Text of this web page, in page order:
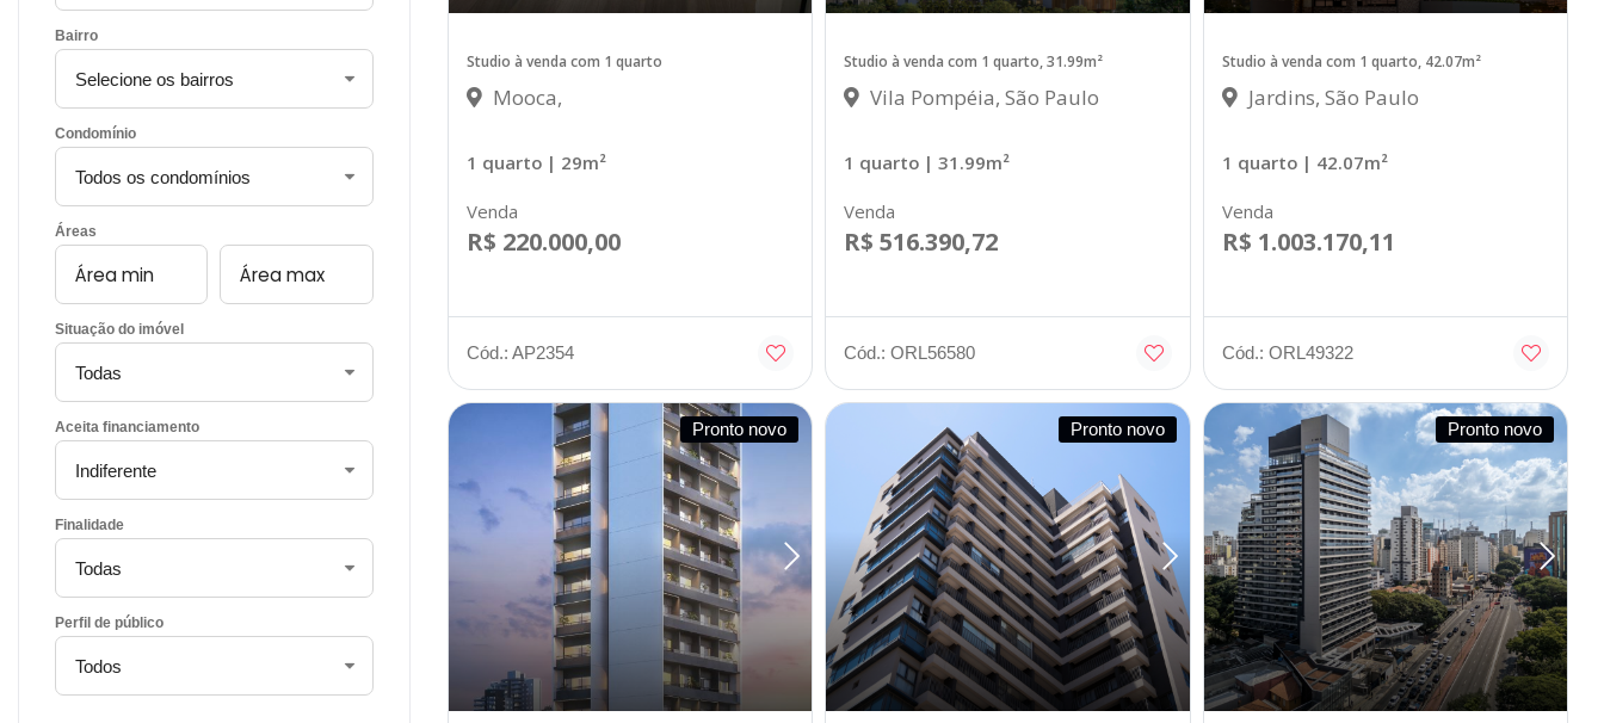
Bairro
Condomínio
Áreas
Situação do imóvel
Aceita financiamento
Finalidade
Perfil de público
Studio à venda com 1 quarto
Mooca,
1 quarto | 29m²
Venda
R$ 220.000,00
Cód.: AP2354
Studio à venda com 1 quarto, 31.99m²
Vila Pompéia, São Paulo
1 quarto | 31.99m²
Venda
R$ 516.390,72
Cód.: ORL56580
Studio à venda com 1 quarto, 42.07m²
Jardins, São Paulo
1 quarto | 42.07m²
Venda
R$ 1.003.170,11
Cód.: ORL49322
Pronto novo Pronto novo Pronto novo